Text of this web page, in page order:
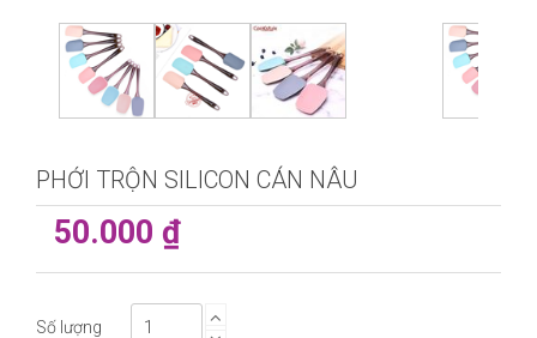
PHỚI TRỘN SILICON CÁN NÂU
50.000 ₫
Số lượng